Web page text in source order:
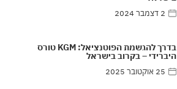
2 דצמבר 2024
בדרך להגשמת הפוטנציאל: KGM טורס
היברידי – בקרוב בישראל
25 אוקטובר 2025